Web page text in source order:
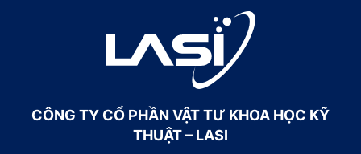
CÔNG TY CỔ PHẦN VẬT TƯ KHOA HỌC KỸ
THUẬT – LASI